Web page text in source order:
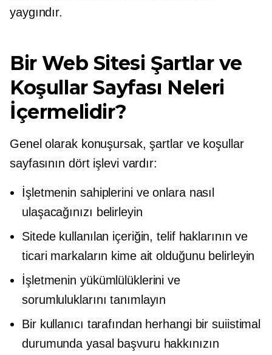
yaygındır.
Bir Web Sitesi Şartlar ve
Koşullar Sayfası Neleri
İçermelidir?
Genel olarak konuşursak, şartlar ve koşullar
sayfasının dört işlevi vardır:
İşletmenin sahiplerini ve onlara nasıl
ulaşacağınızı belirleyin
Sitede kullanılan içeriğin, telif haklarının ve
ticari markaların kime ait olduğunu belirleyin
İşletmenin yükümlülüklerini ve
sorumluluklarını tanımlayın
Bir kullanıcı tarafından herhangi bir suiistimal
durumunda yasal başvuru hakkınızın